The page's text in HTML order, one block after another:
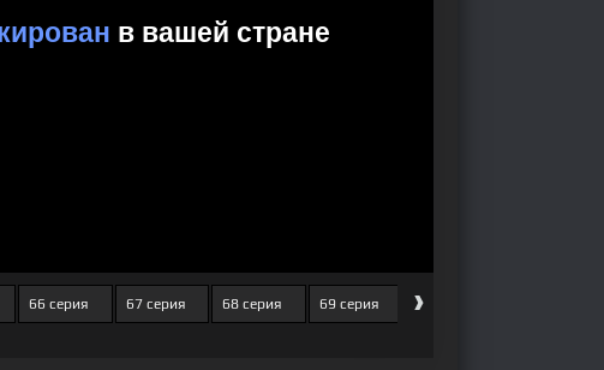
66 серия 67 серия 68 серия 69 серия 70 серия
›